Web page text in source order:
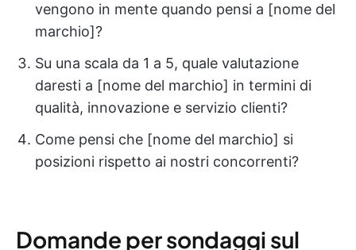
vengono in mente quando pensi a [nome del
marchio]?
Su una scala da 1 a 5, quale valutazione
daresti a [nome del marchio] in termini di
qualità, innovazione e servizio clienti?
Come pensi che [nome del marchio] si
posizioni rispetto ai nostri concorrenti?
Domande per sondaggi sul